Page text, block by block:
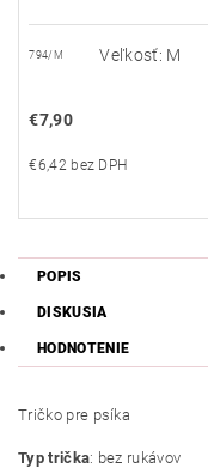
794/M Veľkosť: M
€7,90
€6,42 bez DPH
POPIS
DISKUSIA
HODNOTENIE
Tričko pre psíka
Typ trička: bez rukávov